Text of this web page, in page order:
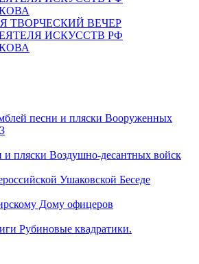
ТВОРЧЕСКИЙ ВЕЧЕР
ИСКУССТВ РФ
песни и пляски Вооруженных
и пляски Воздушно-десантных войск
Ушаковской Беседе
Дому офицеров
Рубиновые квадратики.